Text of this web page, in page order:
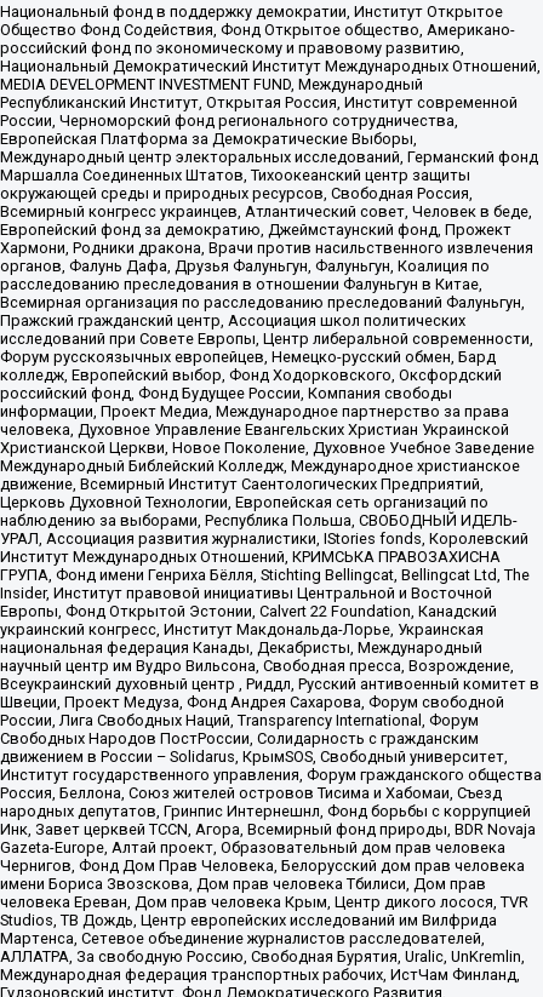
Национальный фонд в поддержку демократии, Институт Открытое
Общество Фонд Содействия, Фонд Открытое общество, Американо-
российский фонд по экономическому и правовому развитию,
Национальный Демократический Институт Международных Отношений,
MEDIA DEVELOPMENT INVESTMENT FUND, Международный
Республиканский Институт, Открытая Россия, Институт современной
России, Черноморский фонд регионального сотрудничества,
Европейская Платформа за Демократические Выборы,
Международный центр электоральных исследований, Германский фонд
Маршалла Соединенных Штатов, Тихоокеанский центр защиты
окружающей среды и природных ресурсов, Свободная Россия,
Всемирный конгресс украинцев, Атлантический совет, Человек в беде,
Европейский фонд за демократию, Джеймстаунский фонд, Прожект
Хармони, Родники дракона, Врачи против насильственного извлечения
органов, Фалунь Дафа, Друзья Фалуньгун, Фалуньгун, Коалиция по
расследованию преследования в отношении Фалуньгун в Китае,
Всемирная организация по расследованию преследований Фалуньгун,
Пражский гражданский центр, Ассоциация школ политических
исследований при Совете Европы, Центр либеральной современности,
Форум русскоязычных европейцев, Немецко-русский обмен, Бард
колледж, Европейский выбор, Фонд Ходорковского, Оксфордский
российский фонд, Фонд Будущее России, Компания свободы
информации, Проект Медиа, Международное партнерство за права
человека, Духовное Управление Евангельских Христиан Украинской
Христианской Церкви, Новое Поколение, Духовное Учебное Заведение
Международный Библейский Колледж, Международное христианское
движение, Всемирный Институт Саентологических Предприятий,
Церковь Духовной Технологии, Европейская сеть организаций по
наблюдению за выборами, Республика Польша, СВОБОДНЫЙ ИДЕЛЬ-
УРАЛ, Ассоциация развития журналистики, IStories fonds, Королевский
Институт Международных Отношений, КРИМСЬКА ПРАВОЗАХИСНА
ГРУПА, Фонд имени Генриха Бёлля, Stichting Bellingcat, Bellingcat Ltd, The
Insider, Институт правовой инициативы Центральной и Восточной
Европы, Фонд Открытой Эстонии, Calvert 22 Foundation, Канадский
украинский конгресс, Институт Макдональда-Лорье, Украинская
национальная федерация Канады, Декабристы, Международный
научный центр им Вудро Вильсона, Свободная пресса, Возрождение,
Всеукраинский духовный центр , Риддл, Русский антивоенный комитет в
Швеции, Проект Медуза, Фонд Андрея Сахарова, Форум свободной
России, Лига Свободных Наций, Transparеncy International, Форум
Свободных Народов ПостРоссии, Солидарность с гражданским
движением в России – Solidarus, КрымSOS, Свободный университет,
Институт государственного управления, Форум гражданского общества
Россия, Беллона, Союз жителей островов Тисима и Хабомаи, Съезд
народных депутатов, Гринпис Интернешнл, Фонд борьбы с коррупцией
Инк, Завет церквей TCCN, Агора, Всемирный фонд природы, BDR Novaja
Gazeta-Europe, Алтай проект, Образовательный дом прав человека
Чернигов, Фонд Дом Прав Человека, Белорусский дом прав человека
имени Бориса Звозскова, Дом прав человека Тбилиси, Дом прав
человека Ереван, Дом прав человека Крым, Центр дикого лосося, TVR
Studios, ТВ Дождь, Центр европейских исследований им Вилфрида
Мартенса, Сетевое объединение журналистов расследователей,
АЛЛАТРА, За свободную Россию, Свободная Бурятия, Uralic, UnKremlin,
Международная федерация транспортных рабочих, ИстЧам Финланд,
Гудзоновский институт, Фонд Демократического Развития,